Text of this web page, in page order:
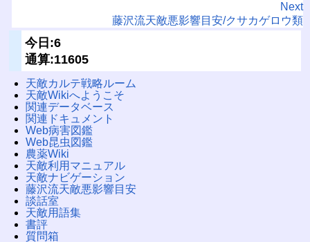
Next
藤沢流天敵悪影響目安/クサカゲロウ類
今日:6
通算:11605
天敵カルテ戦略ルーム
天敵Wikiへようこそ
関連データベース
関連ドキュメント
Web病害図鑑
Web昆虫図鑑
農薬Wiki
天敵利用マニュアル
天敵ナビゲーション
藤沢流天敵悪影響目安
談話室
天敵用語集
書評
質問箱